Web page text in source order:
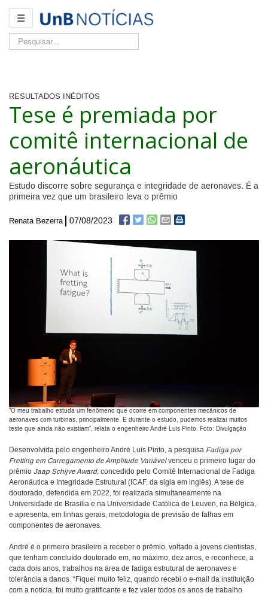
☰
Pesquisar...
RESULTADOS INÉDITOS
Tese é premiada por
comitê internacional de
aeronáutica
Estudo discorre sobre segurança e integridade de aeronaves. É a
primeira vez que um brasileiro leva o prêmio
Renata Bezerra 07/08/2023
“O meu trabalho estuda um fenômeno que ocorre em componentes mecânicos de
aeronaves com turbinas, principalmente. E durante o estudo, pudemos realizar muitos
teste que ainda não existiam”, relata o engenheiro André Luis Pinto. Foto: Divulgação
Desenvolvida pelo engenheiro André Luis Pinto, a pesquisa Fadiga por
Fretting em Carregamento de Amplitude Variávelvenceu o primeiro lugar do
prêmio Jaap Schijve Award, concedido pelo Comitê Internacional de Fadiga
Aeronáutica e Integridade Estrutural (ICAF, da sigla em inglês). A tese de
doutorado, defendida em 2022, foi realizada simultaneamente na
Universidade de Brasília e na Universidade Católica de Leuven, na Bélgica,
e apresenta, em linhas gerais, metodologia de previsão de falhas em
componentes de aeronaves.
André é o primeiro brasileiro a receber o prêmio, voltado a jovens cientistas,
que tenham concluído doutorado em, no máximo, dez anos, e reconhece, a
cada dois anos, trabalhos na área de fadiga estrutural de aeronaves e
tolerância a danos. “Fiquei muito feliz, quando recebi o e-mail da instituição
com a notícia, foi muito gratificante e fez valer todos os anos de trabalho